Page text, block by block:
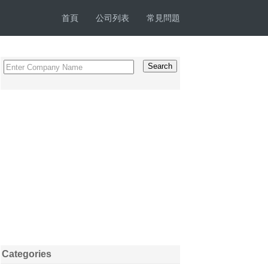
首頁 公司列表 常見問題
Categories